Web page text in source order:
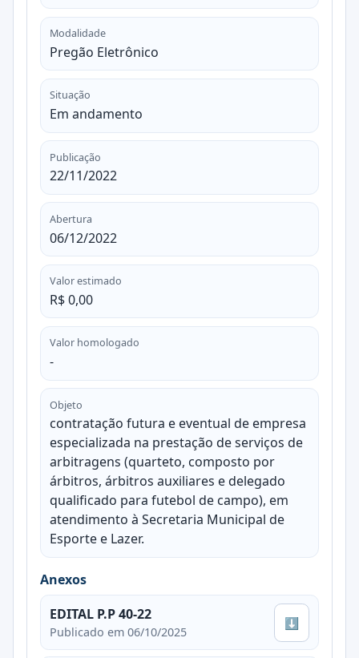
Modalidade
Pregão Eletrônico
Situação
Em andamento
Publicação
22/11/2022
Abertura
06/12/2022
Valor estimado
R$ 0,00
Valor homologado
-
Objeto
contratação futura e eventual de empresa
especializada na prestação de serviços de
arbitragens (quarteto, composto por
árbitros, árbitros auxiliares e delegado
qualificado para futebol de campo), em
atendimento à Secretaria Municipal de
Esporte e Lazer.
Anexos
EDITAL P.P 40-22
Publicado em 06/10/2025
⬇